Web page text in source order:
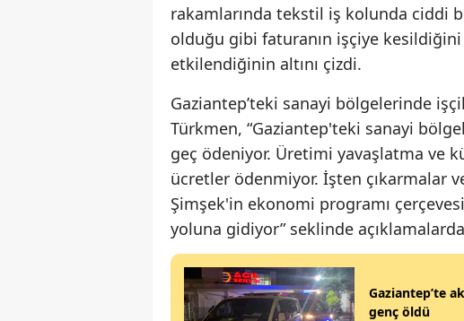
rakamlarında tekstil iş kolunda ciddi
olduğu gibi faturanın işçiye
etkilendiğinin altını çizdi.
Gaziantep’teki sanayi bölgelerinde
Türkmen, “Gaziantep'teki sanayi
geç ödeniyor. Üretimi yavaşlatma ve
ücretler ödenmiyor. İşten çıkarmalar
Şimşek'in ekonomi programı
yoluna gidiyor” seklinde
Gaziantep’te
genç öldü